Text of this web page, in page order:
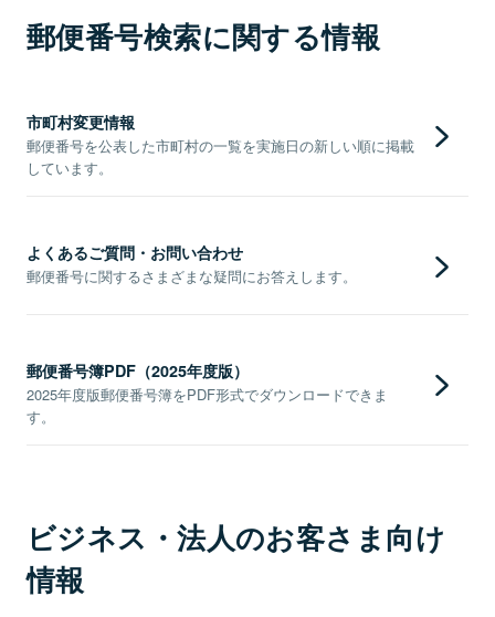
郵便番号検索に関する情報
市町村変更情報
郵便番号を公表した市町村の一覧を実施日の新しい順に掲載
しています。
よくあるご質問・お問い合わせ
郵便番号に関するさまざまな疑問にお答えします。
郵便番号簿PDF（2025年度版）
2025年度版郵便番号簿をPDF形式でダウンロードできま
す。
ビジネス・法人のお客さま向け
情報